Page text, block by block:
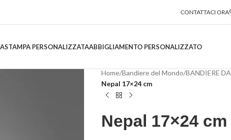
CONTATTACI ORA
STAMPA PERSONALIZZATAABBIGLIAMENTO PERSONALIZZATO
Home/Bandiere del Mondo/BANDIERE
Nepal 17×24 cm
Nepal 17×24 cm